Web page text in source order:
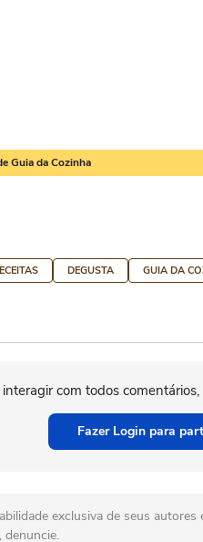
Guia da Cozinha
DEGUSTA GUIA DA
com todos
Fazer Login para
exclusiva de seus
denuncie.